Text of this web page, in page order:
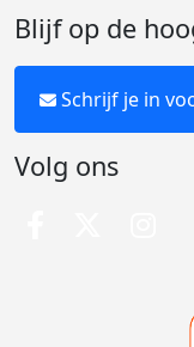
Blijf op de
Schrijf je in
Volg ons